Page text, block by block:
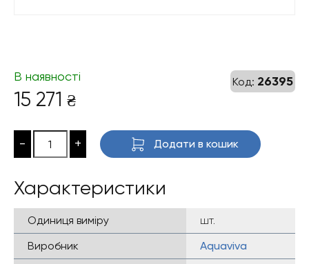
Код: 26395
В наявності
15 271 ₴
- + Додати в кошик
Характеристики
Одиниця виміру
шт.
Виробник
Aquaviva